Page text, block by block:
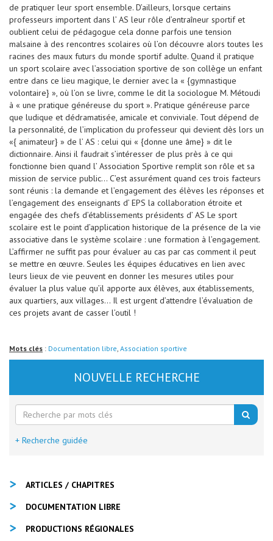
de pratiquer leur sport ensemble. D’ailleurs, lorsque certains
professeurs importent dans l’ AS leur rôle d’entraîneur sportif et
oublient celui de pédagogue cela donne parfois une tension
malsaine à des rencontres scolaires où l’on découvre alors toutes les
racines des maux futurs du monde sportif adulte. Quand il pratique
un sport scolaire avec l’association sportive de son collège un enfant
entre dans ce lieu magique, le dernier avec la « {gymnastique
volontaire} », où l’on se livre, comme le dit la sociologue M. Métoudi
à « une pratique généreuse du sport ». Pratique généreuse parce
que ludique et dédramatisée, amicale et conviviale. Tout dépend de
la personnalité, de l’implication du professeur qui devient dès lors un
«{ animateur} » de l’ AS : celui qui « {donne une âme} » dit le
dictionnaire. Ainsi il faudrait s’intéresser de plus près à ce qui
fonctionne bien quand l’ Association Sportive remplit son rôle et sa
mission de service public… C’est assurément quand ces trois facteurs
sont réunis : la demande et l’engagement des élèves les réponses et
l’engagement des enseignants d’ EPS la collaboration étroite et
engagée des chefs d’établissements présidents d’ AS Le sport
scolaire est le point d’application historique de la présence de la vie
associative dans le système scolaire : une formation à l’engagement.
L’affirmer ne suffit pas pour évaluer au cas par cas comment il peut
se mettre en œuvre. Seules les équipes éducatives en lien avec
leurs lieux de vie peuvent en donner les mesures utiles pour
évaluer la plus value qu’il apporte aux élèves, aux établissements,
aux quartiers, aux villages… Il est urgent d’attendre l’évaluation de
ces projets avant de casser l’outil !
Mots clés : Documentation libre, Association sportive
NOUVELLE RECHERCHE
+ Recherche guidée
ARTICLES / CHAPITRES
DOCUMENTATION LIBRE
PRODUCTIONS RÉGIONALES